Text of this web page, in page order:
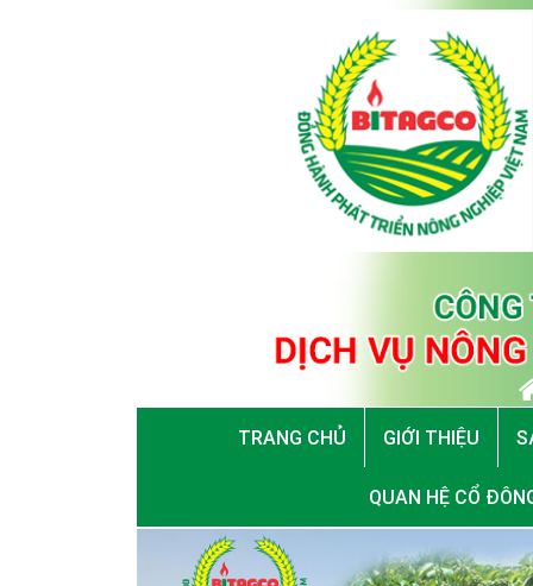
TRANG CHỦ GIỚI THIỆU
QUAN HỆ CỔ